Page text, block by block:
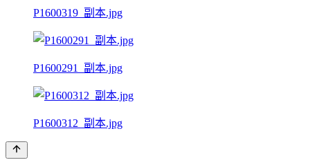
P1600319_副本.jpg
P1600291_副本.jpg
P1600312_副本.jpg